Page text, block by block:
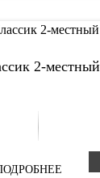
2-местный